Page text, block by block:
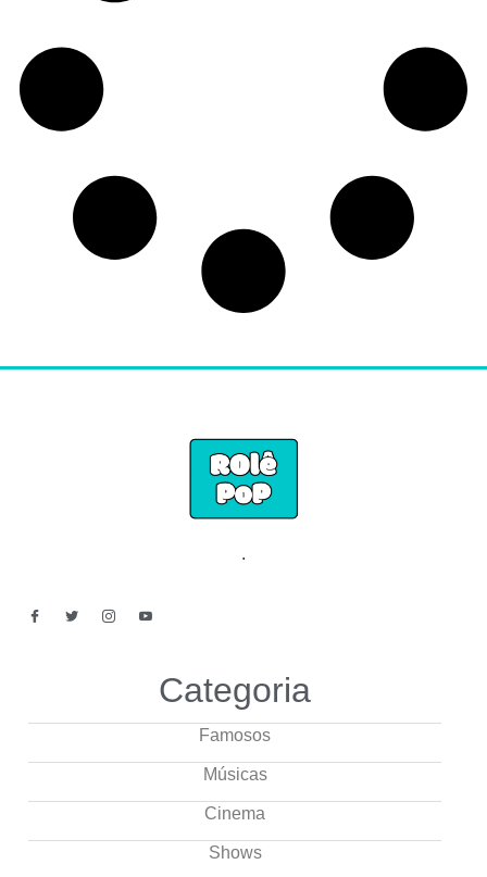
.
Categoria
Famosos
Músicas
Cinema
Shows